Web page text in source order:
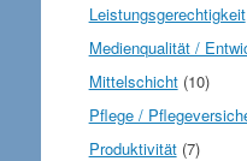
Leistungsgerechtigkeit
Medienqualität /
Mittelschicht(10)
Pflege /
Produktivität(7)